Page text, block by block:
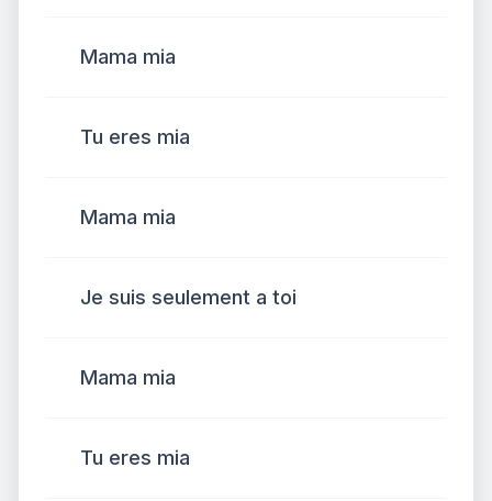
Mama mia
Tu eres mia
Mama mia
Je suis seulement a toi
Mama mia
Tu eres mia